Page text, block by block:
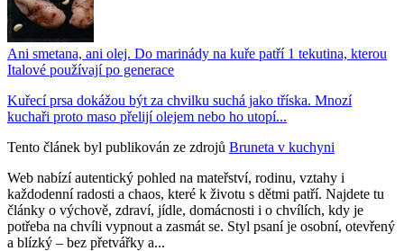
Ani smetana, ani olej. Do marinády na kuře patří 1 tekutina, kterou
Italové používají po generace
Kuřecí prsa dokážou být za chvilku suchá jako tříska. Mnozí
kuchaři proto maso přelijí olejem nebo ho utopí...
Tento článek byl publikován ze zdrojů Bruneta v kuchyni
Web nabízí autentický pohled na mateřství, rodinu, vztahy i
každodenní radosti a chaos, které k životu s dětmi patří. Najdete tu
články o výchově, zdraví, jídle, domácnosti i o chvílích, kdy je
potřeba na chvíli vypnout a zasmát se. Styl psaní je osobní, otevřený
a blízký – bez přetvářky a...